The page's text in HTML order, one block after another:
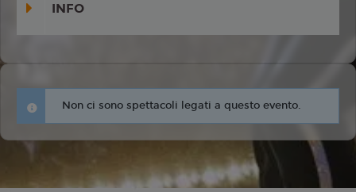
INFO
Non ci sono spettacoli legati a questo evento.